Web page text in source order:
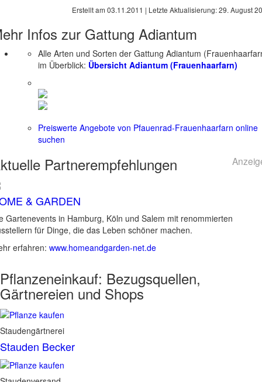
Erstellt am 03.11.2011 | Letzte Aktualisierung:29. August
Infos zur Gattung Adiantum
Alle Arten und Sorten der Gattung Adiantum
im Überblick: Übersicht Adiantum (Frauenhaarfarn)
Preiswerte Angebote von Pfauenrad-Frauenhaarfarn online
suchen
Partnerempfehlungen
& GARDEN
Gartenevents in Hamburg, Köln und Salem mit renommierten
für Dinge, die das Leben schöner machen.
erfahren: www.homeandgarden-net.de
Pflanzeneinkauf: Bezugsquellen,
Gärtnereien und Shops
Staudengärtnerei
Stauden Becker